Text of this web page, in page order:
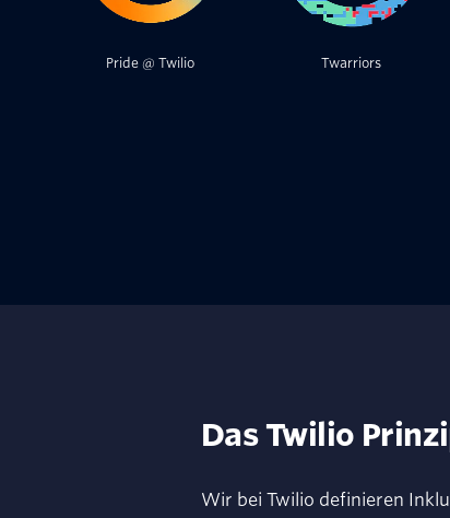
Pride @ Twilio Twarriors
Das Twilio
Wir bei Twilio definieren